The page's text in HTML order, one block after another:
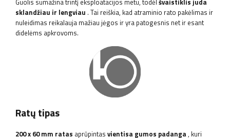
Guolis sumažina trintį eksploatacijos metu, todėl švaistiklis juda
sklandžiau ir lengviau . Tai reiškia, kad atraminio rato pakėlimas ir
nuleidimas reikalauja mažiau jėgos ir yra patogesnis net ir esant
didelėms apkrovoms.
Ratų tipas
200 x 60 mm ratas aprūpintas vientisa gumos padanga, kuri